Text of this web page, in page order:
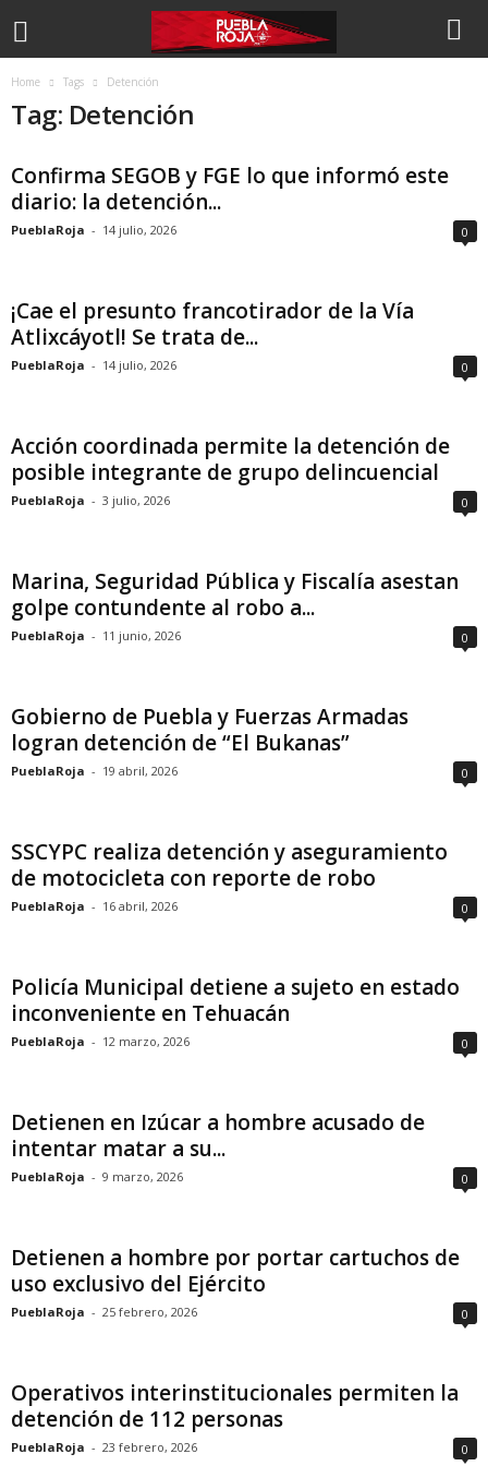
Home Tags Detención
Tag: Detención
Confirma SEGOB y FGE lo que informó este
diario: la detención...
PueblaRoja - 14 julio, 2026 0
¡Cae el presunto francotirador de la Vía
Atlixcáyotl! Se trata de...
PueblaRoja - 14 julio, 2026 0
Acción coordinada permite la detención de
posible integrante de grupo delincuencial
PueblaRoja - 3 julio, 2026 0
Marina, Seguridad Pública y Fiscalía asestan
golpe contundente al robo a...
PueblaRoja - 11 junio, 2026 0
Gobierno de Puebla y Fuerzas Armadas
logran detención de “El Bukanas”
PueblaRoja - 19 abril, 2026 0
SSCYPC realiza detención y aseguramiento
de motocicleta con reporte de robo
PueblaRoja - 16 abril, 2026 0
Policía Municipal detiene a sujeto en estado
inconveniente en Tehuacán
PueblaRoja - 12 marzo, 2026 0
Detienen en Izúcar a hombre acusado de
intentar matar a su...
PueblaRoja - 9 marzo, 2026 0
Detienen a hombre por portar cartuchos de
uso exclusivo del Ejército
PueblaRoja - 25 febrero, 2026 0
Operativos interinstitucionales permiten la
detención de 112 personas
PueblaRoja - 23 febrero, 2026 0